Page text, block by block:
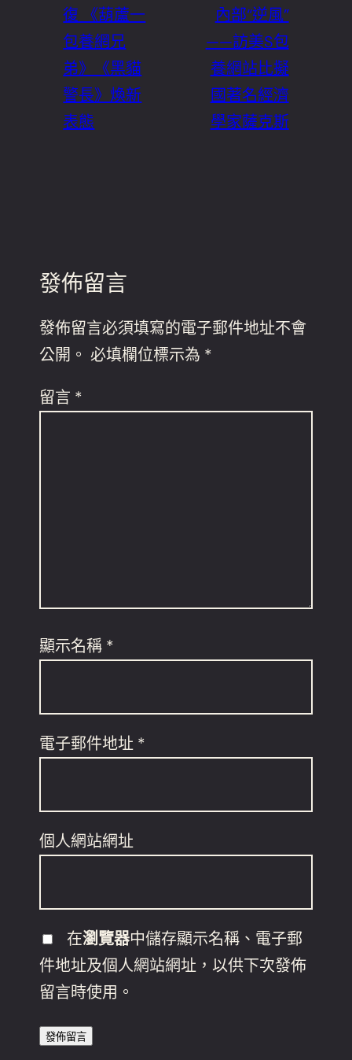
復 《葫蘆一
包養網兄
弟》《黑貓
警長》煥新
表態
內部“逆風”
——訪美S包
養網站比擬
國著名經濟
學家薩克斯
發佈留言
發佈留言必須填寫的電子郵件地址不會
公開。 必填欄位標示為 *
留言 *
顯示名稱 *
電子郵件地址 *
個人網站網址
在瀏覽器中儲存顯示名稱、電子郵
件地址及個人網站網址，以供下次發佈
留言時使用。